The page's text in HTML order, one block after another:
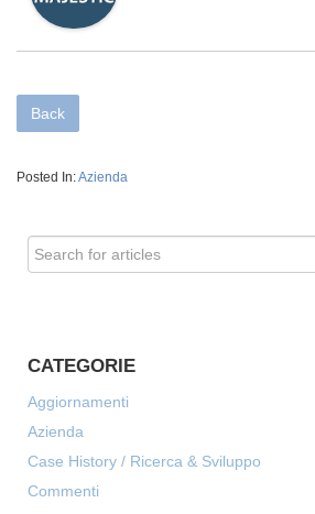
Back
Posted In:Azienda
CATEGORIE
Aggiornamenti
Azienda
Case History / Ricerca & Sviluppo
Commenti